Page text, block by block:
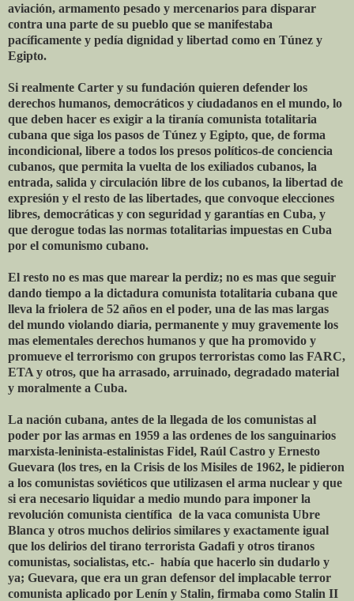
aviación, armamento pesado y mercenarios para disparar
contra una parte de su pueblo que se manifestaba
pacíficamente y pedía dignidad y libertad como en Túnez y
Egipto.
Si realmente Carter y su fundación quieren defender los
derechos humanos, democráticos y ciudadanos en el mundo, lo
que deben hacer es exigir a la tiranía comunista totalitaria
cubana que siga los pasos de Túnez y Egipto, que, de forma
incondicional, libere a todos los presos políticos-de conciencia
cubanos, que permita la vuelta de los exiliados cubanos, la
entrada, salida y circulación libre de los cubanos, la libertad de
expresión y el resto de las libertades, que convoque elecciones
libres, democráticas y con seguridad y garantías en Cuba, y
que derogue todas las normas totalitarias impuestas en Cuba
por el comunismo cubano.
El resto no es mas que marear la perdiz; no es mas que seguir
dando tiempo a la dictadura comunista totalitaria cubana que
lleva la friolera de 52 años en el poder, una de las mas largas
del mundo violando diaria, permanente y muy gravemente los
mas elementales derechos humanos y que ha promovido y
promueve el terrorismo con grupos terroristas como las FARC,
ETA y otros, que ha arrasado, arruinado, degradado material
y moralmente a Cuba.
La nación cubana, antes de la llegada de los comunistas al
poder por las armas en 1959 a las ordenes de los sanguinarios
marxista-leninista-estalinistas Fidel, Raúl Castro y Ernesto
Guevara (los tres, en la Crisis de los Misiles de 1962, le pidieron
a los comunistas soviéticos que utilizasen el arma nuclear y que
si era necesario liquidar a medio mundo para imponer la
revolución comunista científica ­ de la vaca comunista Ubre
Blanca y otros muchos delirios similares y exactamente igual
que los delirios del tirano terrorista Gadafi y otros tiranos
comunistas, socialistas, etc.- había que hacerlo sin dudarlo y
ya; Guevara, que era un gran defensor del implacable terror
comunista aplicado por Lenín y Stalin, firmaba como Stalin II